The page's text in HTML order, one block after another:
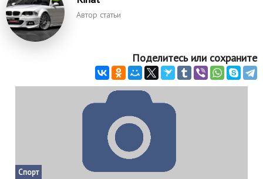
Автор статьи
Поделитесь или сохраните
Спорт